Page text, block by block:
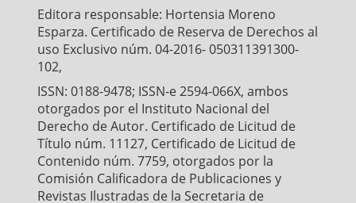
Editora responsable: Hortensia Moreno
Esparza. Certificado de Reserva de Derechos al
uso Exclusivo núm. 04-2016- 050311391300-
102,
ISSN: 0188-9478; ISSN-e 2594-066X, ambos
otorgados por el Instituto Nacional del
Derecho de Autor. Certificado de Licitud de
Título núm. 11127, Certificado de Licitud de
Contenido núm. 7759, otorgados por la
Comisión Calificadora de Publicaciones y
Revistas Ilustradas de la Secretaria de